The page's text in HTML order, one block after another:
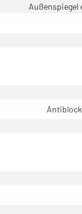
Außenspiegel